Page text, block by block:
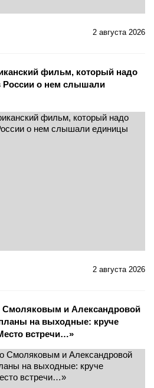
2 августа 2026
фильм, который надо
России о нем слышали
2 августа 2026
Смоляковым и Александровой
планы на выходные: круче
встречи…»